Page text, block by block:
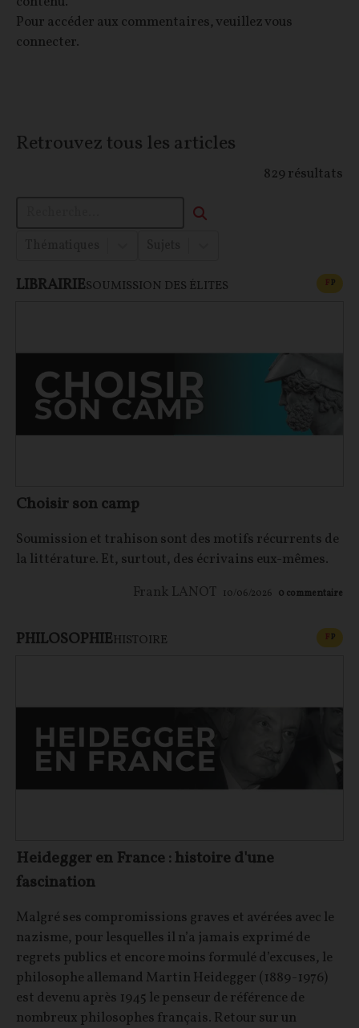
Pour accéder aux commentaires, veuillez vous
connecter.
Retrouvez tous les articles
829 résultats
LIBRAIRIESOUMISSION DES ÉLITES FP
Choisir son camp
Soumission et trahison sont des motifs récurrents de
la littérature. Et, surtout, des écrivains eux-mêmes.
Frank LANOT 10/06/2026 0 commentaire
PHILOSOPHIEHISTOIRE FP
Heidegger en France : histoire d'une
fascination
Malgré ses compromissions graves et avérées avec le
nazisme, pour lesquelles il n’a jamais exprimé de
regrets publics et encore moins formulé d’excuses, le
philosophe allemand Martin Heidegger (1889-1976)
est devenu après 1945 le penseur de référence de
nombreux philosophes français. Retour sur un